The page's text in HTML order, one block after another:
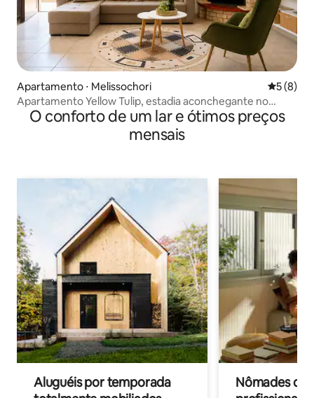
Apartamento ⋅ Melissochori 5 de
5 (8)
Apartamento Yellow Tulip, estadia aconchegante no
vilarejo
O conforto de um lar e ótimos preços
mensais
Aluguéis por temporada
Nômades